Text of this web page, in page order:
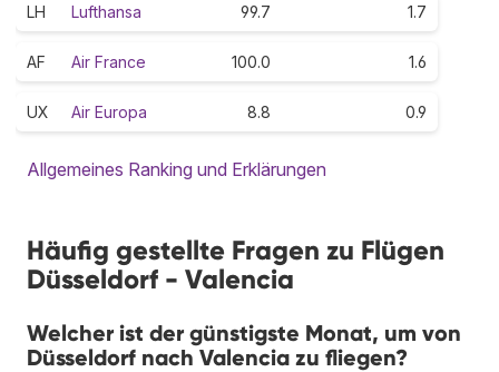
LH Lufthansa 99.7 1.7
AF Air France 100.0 1.6
UX Air Europa 8.8 0.9
Allgemeines Ranking und Erklärungen
Häufig gestellte Fragen zu Flügen
Düsseldorf - Valencia
Welcher ist der günstigste Monat, um von
Düsseldorf nach Valencia zu fliegen?